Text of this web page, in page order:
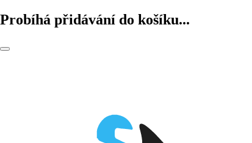
Probíhá přidávání do košíku...